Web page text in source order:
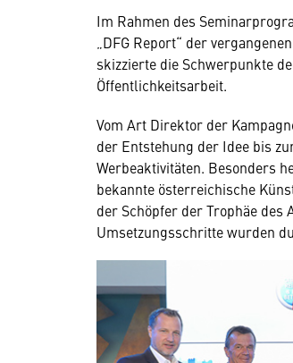
Im Rahmen des
„DFG Report“ der
skizzierte die Schwerpunkte
Öffentlichkeitsarbeit.
Vom Art Direktor der
der Entstehung der Idee bis
Werbeaktivitäten. Besonders
bekannte österreichische
der Schöpfer der Trophäe
Umsetzungsschritte wurden